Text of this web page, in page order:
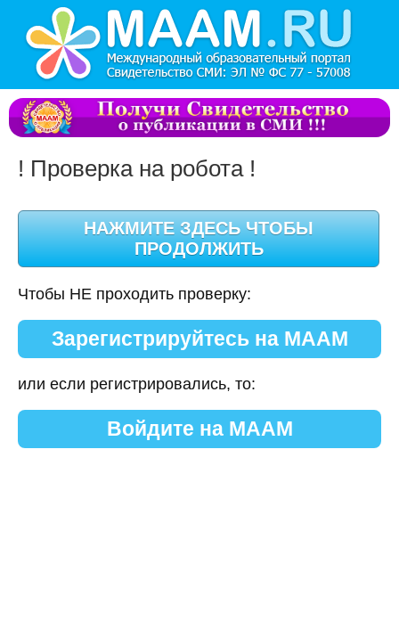
! Проверка на робота !
Чтобы НЕ проходить проверку:
Зарегистрируйтесь на МААМ
или если регистрировались, то:
Войдите на МААМ